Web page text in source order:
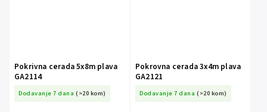
Pokrivna cerada 5x8m plava
GA2114
Dodavanje 7 dana (>20 kom)
Pokrovna cerada 3x4m plava
GA2121
Dodavanje 7 dana (>20 kom)